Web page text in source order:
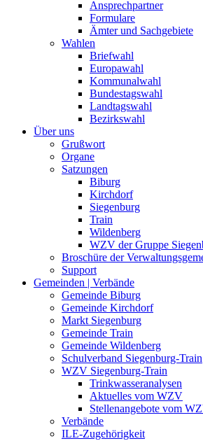
Ansprechpartner
Formulare
Ämter und Sachgebiete
Wahlen
Briefwahl
Europawahl
Kommunalwahl
Bundestagswahl
Landtagswahl
Bezirkswahl
Über uns
Grußwort
Organe
Satzungen
Biburg
Kirchdorf
Siegenburg
Train
Wildenberg
WZV der Gruppe
Broschüre der
Support
Gemeinden | Verbände
Gemeinde Biburg
Gemeinde Kirchdorf
Markt Siegenburg
Gemeinde Train
Gemeinde Wildenberg
Schulverband Siegenburg-Train
WZV Siegenburg-Train
Trinkwasseranalysen
Aktuelles vom WZV
Stellenangebote vom
Verbände
ILE-Zugehörigkeit